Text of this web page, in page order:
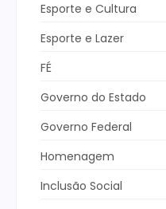
Esporte e Cultura
Esporte e Lazer
FÉ
Governo do Estado
Governo Federal
Homenagem
Inclusão Social